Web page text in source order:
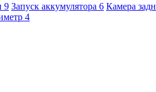
9 Запуск аккумулятора 6 Камера
4